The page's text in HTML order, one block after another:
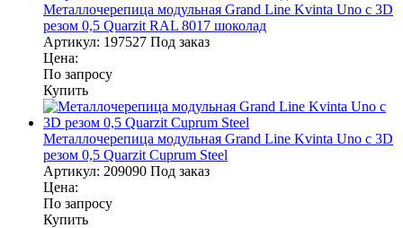
Металлочерепица модульная Grand Line Kvinta Uno c 3D
резом 0,5 Quarzit RAL 8017 шоколад
Артикул: 197527 Под заказ
Цена:
По запросу
Купить
Металлочерепица модульная Grand Line Kvinta Uno c 3D
резом 0,5 Quarzit Cuprum Steel
Артикул: 209090 Под заказ
Цена:
По запросу
Купить